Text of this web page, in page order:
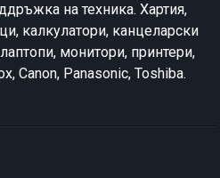
на техника. Хартия,
калкулатори, канцеларски
монитори, принтери,
Canon, Panasonic, Toshiba.